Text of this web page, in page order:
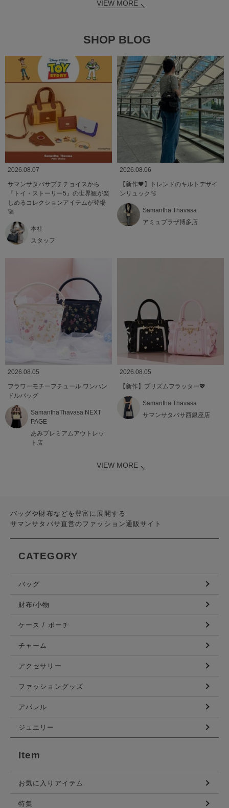
VIEW MORE
SHOP BLOG
2026.08.07
サマンサタバサプチチョイスから
『トイ・ストーリー5』の世界観が楽
しめるコレクションアイテムが登場
🚀
本社
スタッフ
2026.08.06
【新作🖤】トレンドのキルトデザイ
ンリュック🫧
Samantha Thavasa
アミュプラザ博多店
2026.08.05
フラワーモチーフチュール ワンハン
ドルバッグ
SamanthaThavasa NEXT
PAGE
あみプレミアムアウトレッ
ト店
2026.08.05
【新作】プリズムフラッター💖
Samantha Thavasa
サマンサタバサ西銀座店
VIEW MORE
バッグや財布などを豊富に展開する
サマンサタバサ直営のファッション通販サイト
CATEGORY
バッグ
財布/小物
ケース / ポーチ
チャーム
アクセサリー
ファッショングッズ
アパレル
ジュエリー
Item
お気に入りアイテム
特集